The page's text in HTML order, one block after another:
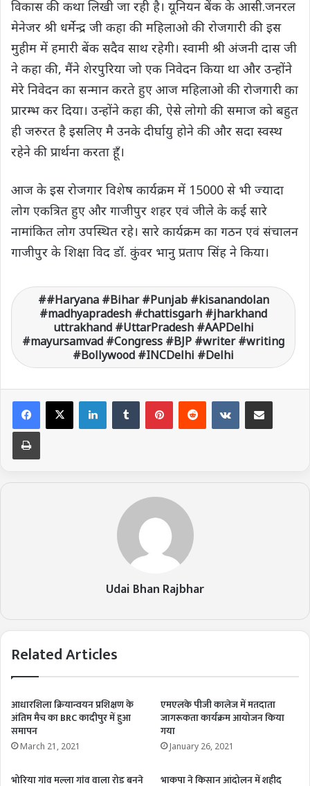
विकास की कथा लिखी जा रही है। यूनियन बेंक के आसी.जनरल
मेनेजर श्री धर्मेन्द्र जी कहा की महिलाओ की रोजगारी की इस
मुहीम में हमारी बेंक सदैव साथ रहेगी। स्वामी श्री अंजनी दास जी
ने कहा की, मैंने शेरपुरिया जो एक निवेदन किया था और उन्होंने
मेरे निवेदन का सन्मान करते हुए आज महिलाओ की रोजगारी का
प्रारम्भ कर दिया। उन्होंने कहा की, ऐसे लोगो की समाज को बहुत
ही जरुरत है इसलिए मै उनके दीर्घायु होने की और सदा स्वस्थ
रहेने की प्रार्थना करता हूँ।
आज के इस रोजगार विशेष कार्यक्रम में 15000 से भी ज्यादा
लोग एकत्रित हुए और गाजीपुर शहर एवं जीले के कई सारे
नामांकित लोग उपस्थित रहे। सारे कार्यक्रम का गठन एवं संचालन
गाजीपुर के शिक्षा विद डॉ. कुंवर भानु प्रताप सिंह ने किया।
#Haryana #Bihar #Punjab #kisanandolan
#madhyapradesh #chattisgarh #jharkhand
uttrakhand #UttarPradesh #AAPDelhi
#mayursamvad #Congress #BJP #writer #writing
#Bollywood #INCDelhi #Delhi
LinkedIn VKontakte
Udai Bhan Rajbhar
Related Articles
आधारशिला क्रियान्वयन प्रशिक्षण के
अंतिम मैच का BRC कादीपुर में हुआ
समापन
March 21, 2021
एमएलके पीजी कालेज में मतदाता
जागरूकता कार्यक्रम आयोजन किया
गया
January 26, 2021
भोरिया गांव मल्ला गांव वाला रोड बनने
भाकपा ने किसान आंदोलन में शहीद